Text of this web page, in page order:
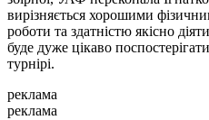
вирізняється хорошими
роботи та здатністю якісно
буде дуже цікаво
турнірі.
реклама
реклама